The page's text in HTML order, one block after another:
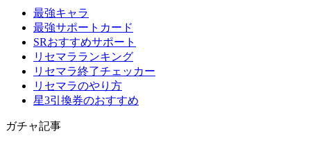
最強キャラ
最強サポートカード
SRおすすめサポート
リセマラランキング
リセマラ終了チェッカー
リセマラのやり方
星3引換券のおすすめ
ガチャ記事